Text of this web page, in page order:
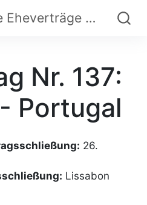
Dynastische Eheverträge der Frühen Neuzeit
Nr. 137:
Portugal
26.
Lissabon